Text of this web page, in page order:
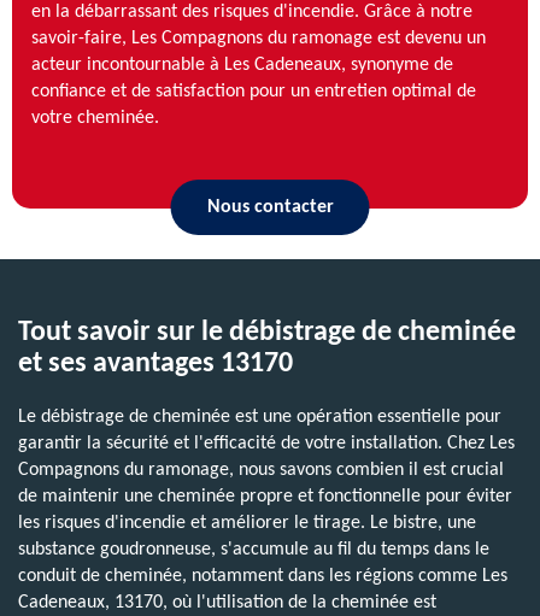
en la débarrassant des risques d'incendie. Grâce à notre
savoir-faire, Les Compagnons du ramonage est devenu un
acteur incontournable à Les Cadeneaux, synonyme de
confiance et de satisfaction pour un entretien optimal de
votre cheminée.
Nous contacter
Tout savoir sur le débistrage de cheminée
et ses avantages 13170
Le débistrage de cheminée est une opération essentielle pour
garantir la sécurité et l'efficacité de votre installation. Chez Les
Compagnons du ramonage, nous savons combien il est crucial
de maintenir une cheminée propre et fonctionnelle pour éviter
les risques d'incendie et améliorer le tirage. Le bistre, une
substance goudronneuse, s'accumule au fil du temps dans le
conduit de cheminée, notamment dans les régions comme Les
Cadeneaux, 13170, où l'utilisation de la cheminée est